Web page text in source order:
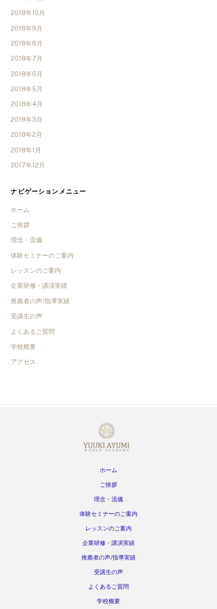
2018年10月
2018年9月
2018年8月
2018年7月
2018年6月
2018年5月
2018年4月
2018年3月
2018年2月
2018年1月
2017年12月
ナビゲーションメニュー
ホーム
ご挨拶
理念・流儀
体験セミナーのご案内
レッスンのご案内
企業研修・講演実績
推薦者の声/指導実績
受講生の声
よくあるご質問
学校概要
アクセス
ホーム
ご挨拶
理念・流儀
体験セミナーのご案内
レッスンのご案内
企業研修・講演実績
推薦者の声/指導実績
受講生の声
よくあるご質問
学校概要